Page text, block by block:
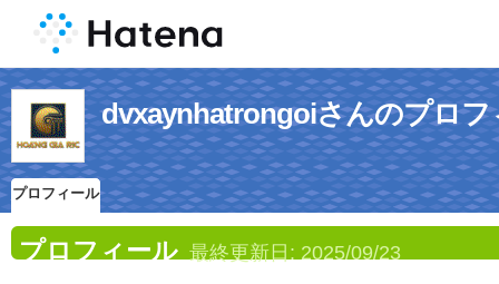
dvxaynhatrongoiさんのプロフ
プロフィール
プロフィール 最終更新日: 2025/09/23